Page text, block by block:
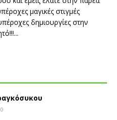
μαγικές στιγμές
δημιουργίες στην
0